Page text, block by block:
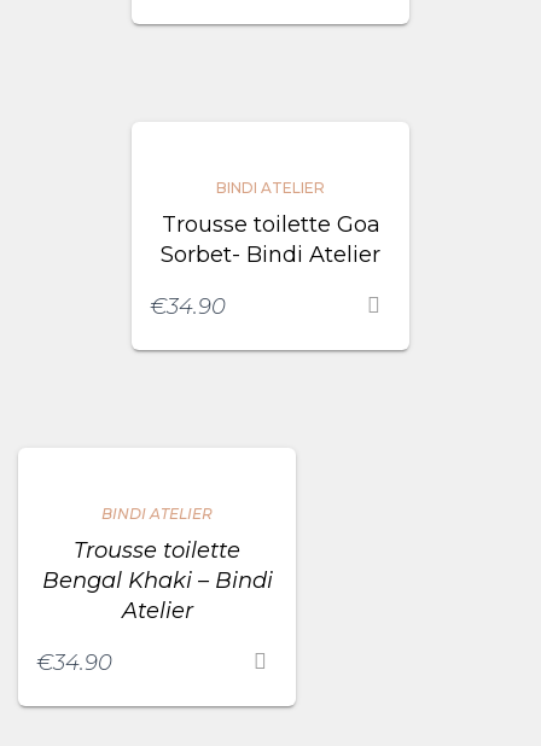
BINDI ATELIER
Trousse toilette Goa
Sorbet- Bindi Atelier
€34.90
BINDI ATELIER
Trousse toilette
Bengal Khaki – Bindi
Atelier
€34.90